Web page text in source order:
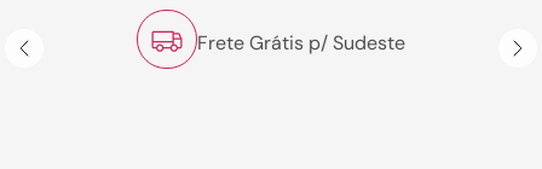
Frete Grátis p/ Sudeste